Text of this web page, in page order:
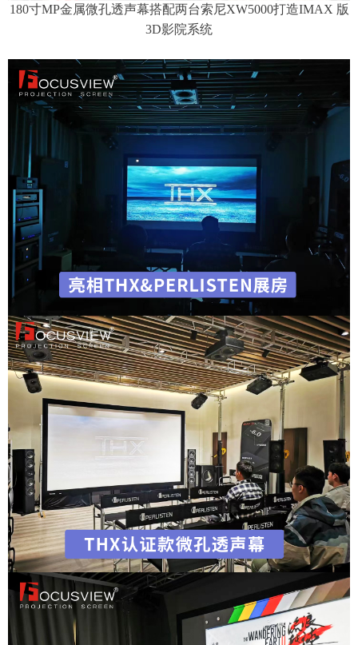
180寸MP金属微孔透声幕搭配两台索尼XW5000打造IMAX 版
3D影院系统